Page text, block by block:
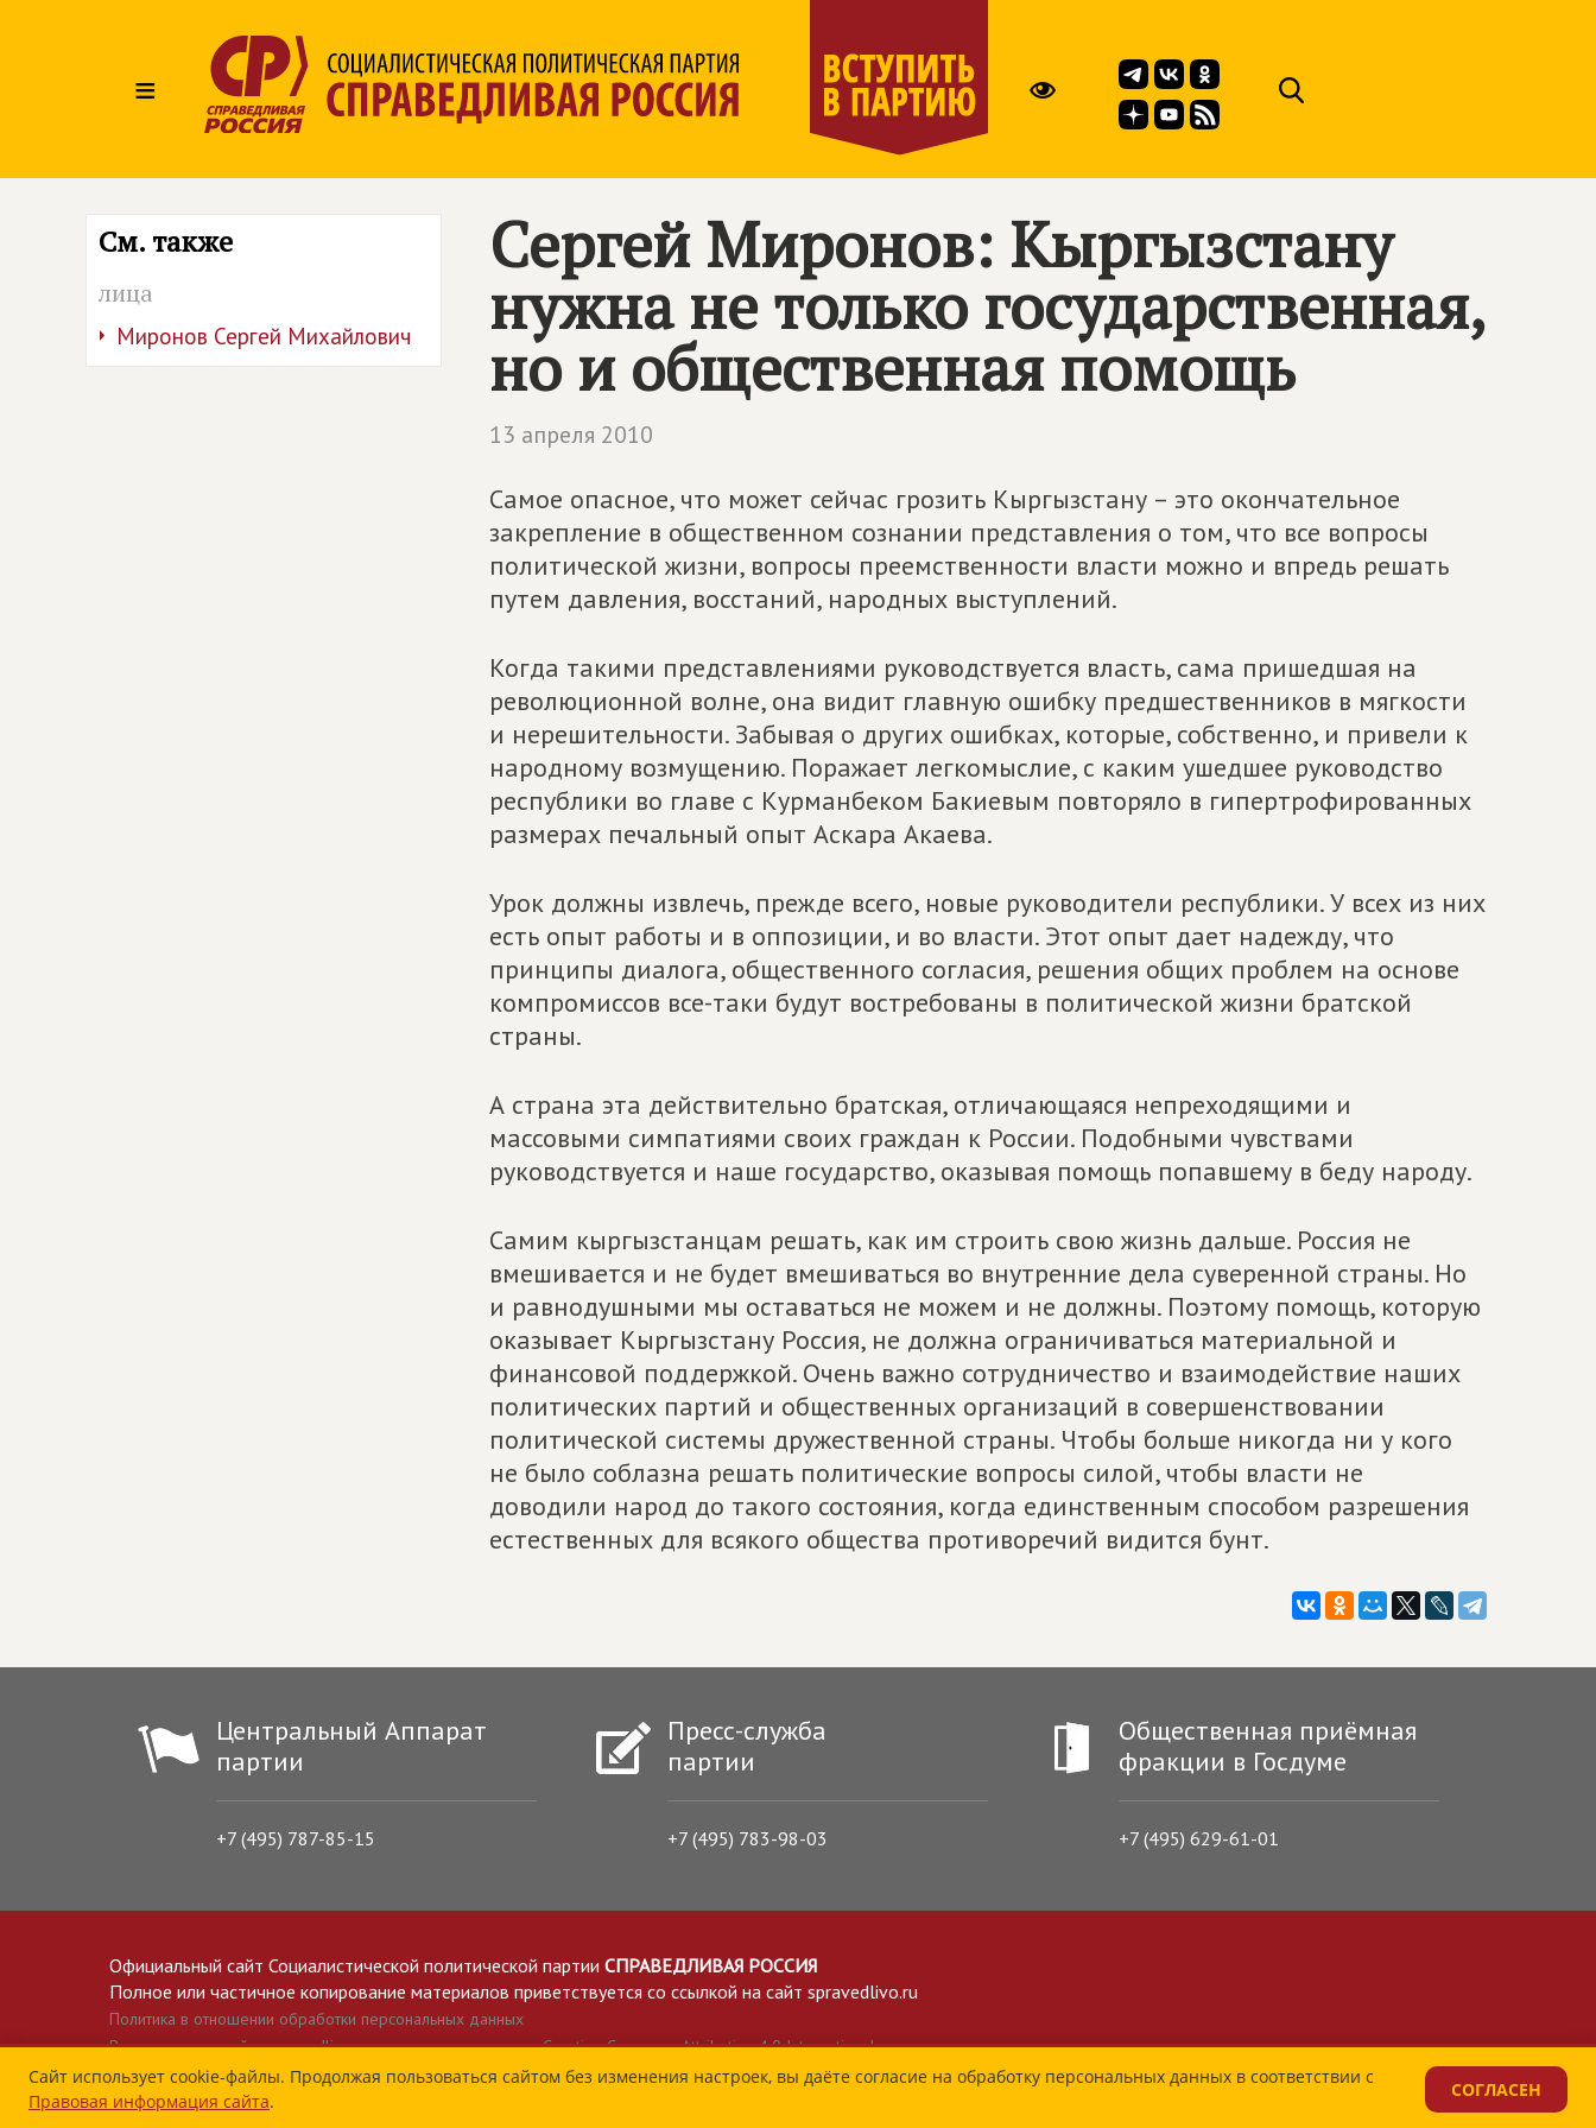
≡
См. также
лица
Миронов Сергей Михайлович
Сергей Миронов: Кыргызстану
нужна не только государственная,
но и общественная помощь
13 апреля 2010
Самое опасное, что может сейчас грозить Кыргызстану – это окончательное
закрепление в общественном сознании представления о том, что все вопросы
политической жизни, вопросы преемственности власти можно и впредь решать
путем давления, восстаний, народных выступлений.
Когда такими представлениями руководствуется власть, сама пришедшая на
революционной волне, она видит главную ошибку предшественников в мягкости
и нерешительности. Забывая о других ошибках, которые, собственно, и привели к
народному возмущению. Поражает легкомыслие, с каким ушедшее руководство
республики во главе с Курманбеком Бакиевым повторяло в гипертрофированных
размерах печальный опыт Аскара Акаева.
Урок должны извлечь, прежде всего, новые руководители республики. У всех из них
есть опыт работы и в оппозиции, и во власти. Этот опыт дает надежду, что
принципы диалога, общественного согласия, решения общих проблем на основе
компромиссов все-таки будут востребованы в политической жизни братской
страны.
А страна эта действительно братская, отличающаяся непреходящими и
массовыми симпатиями своих граждан к России. Подобными чувствами
руководствуется и наше государство, оказывая помощь попавшему в беду народу.
Самим кыргызстанцам решать, как им строить свою жизнь дальше. Россия не
вмешивается и не будет вмешиваться во внутренние дела суверенной страны. Но
и равнодушными мы оставаться не можем и не должны. Поэтому помощь, которую
оказывает Кыргызстану Россия, не должна ограничиваться материальной и
финансовой поддержкой. Очень важно сотрудничество и взаимодействие наших
политических партий и общественных организаций в совершенствовании
политической системы дружественной страны. Чтобы больше никогда ни у кого
не было соблазна решать политические вопросы силой, чтобы власти не
доводили народ до такого состояния, когда единственным способом разрешения
естественных для всякого общества противоречий видится бунт.
Центральный Аппарат
партии
+7 (495) 787-85-15
Пресс-служба
партии
+7 (495) 783-98-03
Общественная приёмная
фракции в Госдуме
+7 (495) 629-61-01
Официальный сайт Социалистической политической партии СПРАВЕДЛИВАЯ РОССИЯ
Полное или частичное копирование материалов приветствуется со ссылкой на сайт spravedlivo.ru
Политика в отношении обработки персональных данных
Все материалы сайта spravedlivo.ru доступны по лицензии Creative Commons Attribution 4.0 International
Сайт использует cookie-файлы. Продолжая пользоваться сайтом без изменения настроек, вы даёте согласие на обработку персональных данных в соответствии с
Правовая информация сайта.
СОГЛАСЕН